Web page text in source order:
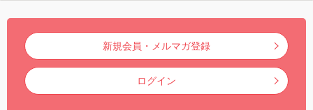
新規会員・メルマガ登録
ログイン